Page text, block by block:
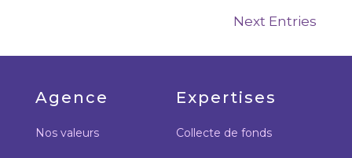
Next Entries
Agence
Nos valeurs
Expertises
Collecte de fonds